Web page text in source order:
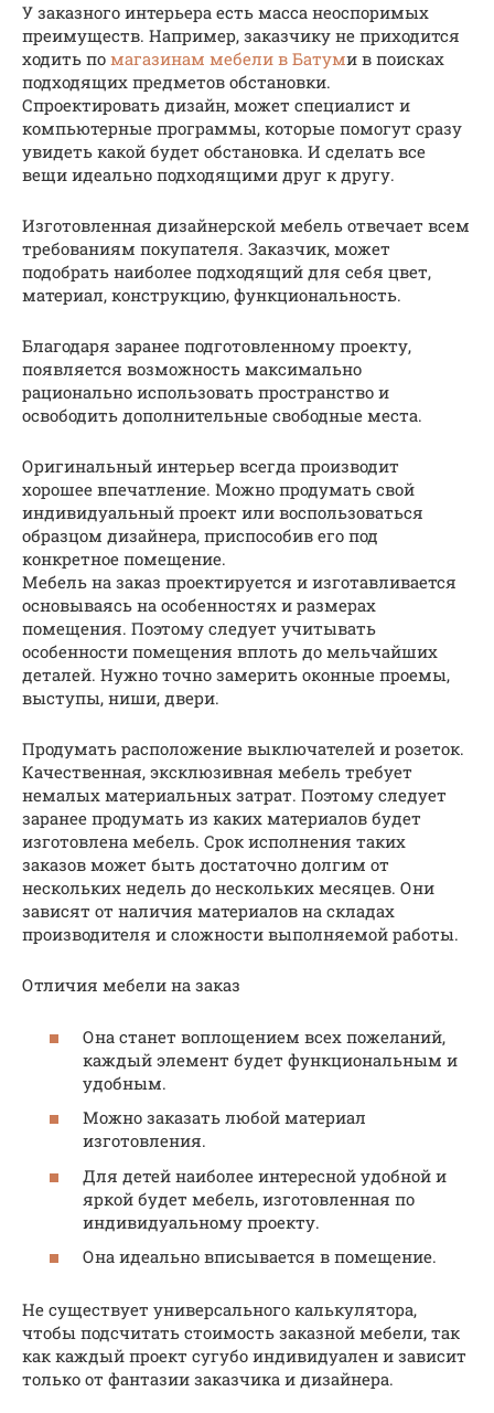
У заказного интерьера есть масса неоспоримых
преимуществ. Например, заказчику не приходится
ходить по магазинам мебели в Батуми в поисках
подходящих предметов обстановки.
Спроектировать дизайн, может специалист и
компьютерные программы, которые помогут сразу
увидеть какой будет обстановка. И сделать все
вещи идеально подходящими друг к другу.
Изготовленная дизайнерской мебель отвечает всем
требованиям покупателя. Заказчик, может
подобрать наиболее подходящий для себя цвет,
материал, конструкцию, функциональность.
Благодаря заранее подготовленному проекту,
появляется возможность максимально
рационально использовать пространство и
освободить дополнительные свободные места.
Оригинальный интерьер всегда производит
хорошее впечатление. Можно продумать свой
индивидуальный проект или воспользоваться
образцом дизайнера, приспособив его под
конкретное помещение.
Мебель на заказ проектируется и изготавливается
основываясь на особенностях и размерах
помещения. Поэтому следует учитывать
особенности помещения вплоть до мельчайших
деталей. Нужно точно замерить оконные проемы,
выступы, ниши, двери.
Продумать расположение выключателей и розеток.
Качественная, эксклюзивная мебель требует
немалых материальных затрат. Поэтому следует
заранее продумать из каких материалов будет
изготовлена мебель. Срок исполнения таких
заказов может быть достаточно долгим от
нескольких недель до нескольких месяцев. Они
зависят от наличия материалов на складах
производителя и сложности выполняемой работы.
Отличия мебели на заказ
Она станет воплощением всех пожеланий,
каждый элемент будет функциональным и
удобным.
Можно заказать любой материал
изготовления.
Для детей наиболее интересной удобной и
яркой будет мебель, изготовленная по
индивидуальному проекту.
Она идеально вписывается в помещение.
Не существует универсального калькулятора,
чтобы подсчитать стоимость заказной мебели, так
как каждый проект сугубо индивидуален и зависит
только от фантазии заказчика и дизайнера.